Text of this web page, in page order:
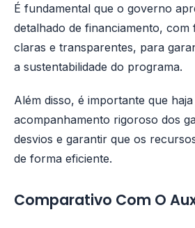
É fundamental que o governo
detalhado de financiamento,
claras e transparentes, para
a sustentabilidade do programa.
Além disso, é importante que
acompanhamento rigoroso dos
desvios e garantir que os
de forma eficiente.
Comparativo Com O